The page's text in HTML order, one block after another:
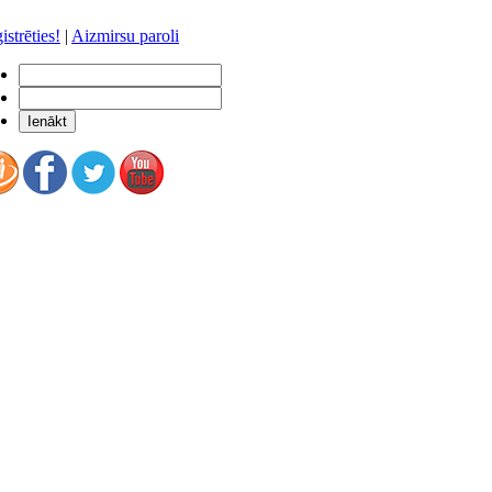
| Aizmirsu paroli